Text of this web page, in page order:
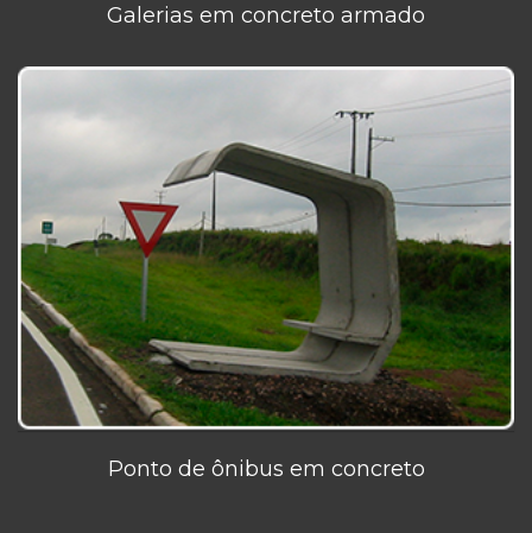
Galerias em concreto armado
Ponto de ônibus em concreto